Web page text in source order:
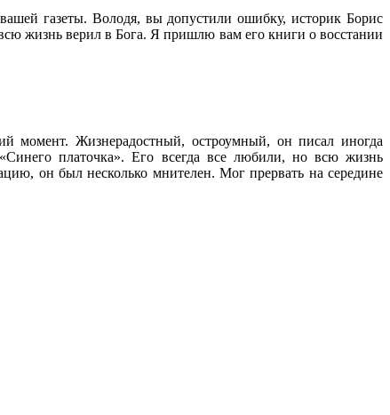
газеты. Володя, вы допустили ошибку, историк Борис
жизнь верил в Бога. Я пришлю вам его книги о восстании
Жизнерадостный, остроумный, он писал иногда
платочка». Его всегда все любили, но всю жизнь
он был несколько мнителен. Мог прервать на середине